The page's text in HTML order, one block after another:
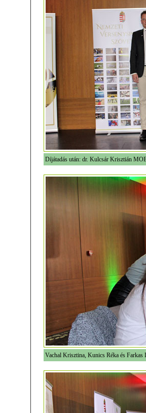
Díjátadás után: dr. Kulcsár Krisztián
Vachal Krisztina, Kunics Réka és Farkas